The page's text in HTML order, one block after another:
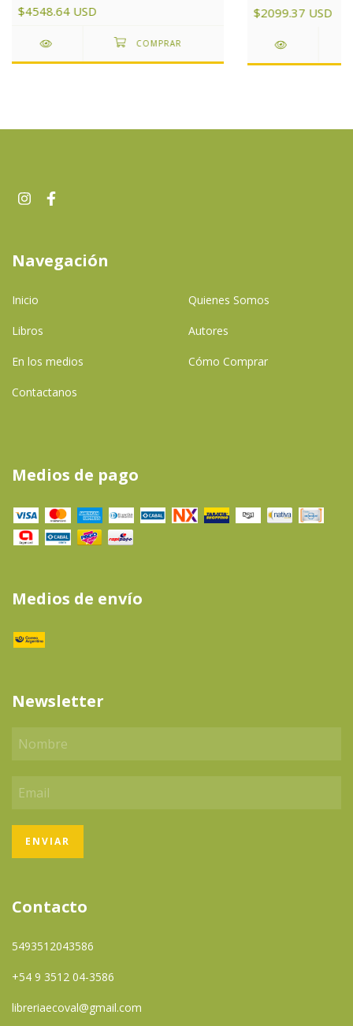
$4548.64 USD $2099.37 USD
Navegación
Inicio Quienes Somos
Libros Autores
En los medios Cómo Comprar
Contactanos
Medios de pago
Medios de envío
Newsletter
Contacto
5493512043586
+54 9 3512 04-3586
libreriaecoval@gmail.com